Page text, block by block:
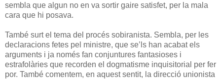
sembla que algun no en va sortir gaire satisfet, per la mala
cara que hi posava.
També surt el tema del procés sobiranista. Sembla, per les
declaracions fetes pel ministre, que se’ls han acabat els
arguments i ja només fan conjuntures fantasioses i
estrafolàries que recorden el dogmatisme inquisitorial per fer
por. També comentem, en aquest sentit, la direcció unionista